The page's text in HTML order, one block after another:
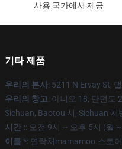
사용 국가에서 제공
기타 제품
우리의 본사: 5211 N Ervay St,
우리의 창고: 아니오 18, 단면도
Sichuan, Baotou 시, Sichuan 지
시간 :: 오전 9시 ~ 오후 5시 (월
이름 *: 연락처mamamoo.스토어